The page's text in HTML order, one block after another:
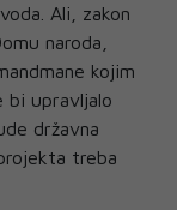
Ali, zakon
naroda,
kojim
bi upravljalo
državna
treba